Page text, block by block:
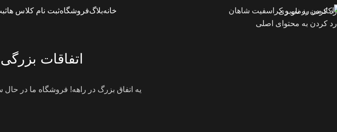
رد کردن به ناوبری
رد کردن به محتوای اصلی
خانهبلاگفروشگاهثبت نام کلاس ها
اتفاقات
یه اتفاق بزرگ در راهه! فروشگاه ما در